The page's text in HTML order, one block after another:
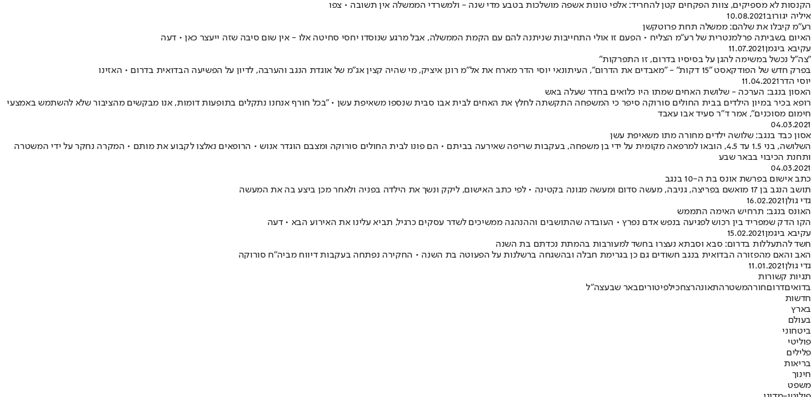
הקנסות לא מספיקים, צוות הפקחים קטן להחריד: אלפי טונות אשפה מושלכות בטבע מדי שנה - ולמשרדי הממשלה אין תשובה • צפו
איליה יגורוב10.08.2021
רע"מ קיבלו את שלהם: ממשלה תחת פרוטקשן
האיום בשביתה פרלמנטרית של רע"מ הצליח • הפעם זו אולי התחייבות שניתנה להם עם הקמת הממשלה, אבל מרגע שנוסדו יחסי סחיטה אלו - אין שום סיבה שזה ייעצר כאן • דעה
עקיבא ביגמן11.07.2021
"צה"ל נכשל במשימה להגן על בסיסיו בדרום, זו התפרקות"
בפרק חדש של הפודקאסט "15 דקות" - "מאבדים את הדרום", העיתונאי יוסי הדר מארח את אל"מ רונן איציק, מי שהיה קצין אג"מ של אוגדת הנגב והערבה, לדיון על הפשיעה הבדואית בדרום • האזינו
יוסי הדר11.04.2021
האסון בנגב: הערכה - שלושת האחים שמתו היו כלואים בחדר שעלה באש
רופא בכיר במיון הילדים בבית החולים סורוקה סיפר כי המשפחה התקשתה לחלץ את האחים לבית אבו סבית שנספו משאיפת עשן • "בכל חורף אנחנו נתקלים בתופעות דומות, אנו מבקשים מהציבור שלא להשתמש באמצעי
חימום מסוכנים", אמר ד"ר סעיד אבו עאבד
04.03.2021
אסון כבד בנגב: שלושה ילדים מחורה מתו משאיפת עשן
השלושה, בני 1.5 עד 4.5, הובאו למרפאה מקומית על ידי בן משפחה, בעקבות שריפה שאירעה בביתם • הם פונו לבית החולים סורוקה ומצבם הוגדר אנוש • הרופאים נאלצו לקבוע את מותם • המקרה נחקר על ידי המשטרה
ותחנת הכיבוי בבאר שבע
04.03.2021
כתב אישום בפרשת אונס בת ה-10 בנגב
תושב הנגב בן 17 מואשם בפריצה, גניבה, מעשה סדום ומעשה מגונה בקטינה • לפי כתב האישום, ליקק ונשך את הילדה בפניה ולאחר מכן ביצע בה את המעשה
גדי גולן16.02.2021
האונס בנגב: תרחיש האימה התממש
הקו הדק שמפריד בין רכוש לפגיעה בנפש אדם נפרץ • העובדה שהתושבים וההנהגה ממשיכים לשדר עסקים כרגיל, תביא עלינו את האירוע הבא • דעה
עקיבא ביגמן15.02.2021
חשד להתעללות בדרום: סבא וסבתא נעצרו בחשד למעורבות בהמתת נכדתם בת השנה
האב והאם מהפזורה הבדואית בנגב חשודים גם כן בגרימת חבלה ובהשגחה ברשלנות על הפעוטה בת השנה • החקירה נפתחה בעקבות דיווח מביה"ח סורוקה
גדי גולן11.01.2021
תגיות קשורות
בדואיםדרוםחורהמשטרהתאונהרצחכילפיטוריםבאר שבעצה"ל
חדשות
בארץ
בעולם
ביטחוני
פוליטי
פלילים
בריאות
חינוך
משפט